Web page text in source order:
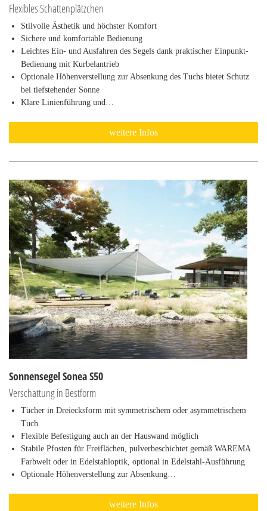
Flexibles Schattenplätzchen
Stilvolle Ästhetik und höchster Komfort
Sichere und komfortable Bedienung
Leichtes Ein- und Ausfahren des Segels dank praktischer Einpunkt-
Bedienung mit Kurbelantrieb
Optionale Höhenverstellung zur Absenkung des Tuchs bietet Schutz
bei tiefstehender Sonne
Klare Linienführung und…
weitere Infos
Sonnensegel Sonea S50
Verschattung in Bestform
Tücher in Dreiecksform mit symmetrischem oder asymmetrischem
Tuch
Flexible Befestigung auch an der Hauswand möglich
Stabile Pfosten für Freiflächen, pulverbeschichtet gemäß WAREMA
Farbwelt oder in Edelstahloptik, optional in Edelstahl-Ausführung
Optionale Höhenverstellung zur Absenkung…
weitere Infos